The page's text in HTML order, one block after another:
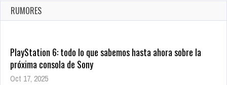
Ago 8, 2021
10003 Views
RUMORES
PlayStation 6: todo lo que sabemos hasta ahora sobre la
próxima consola de Sony
Oct 17, 2025